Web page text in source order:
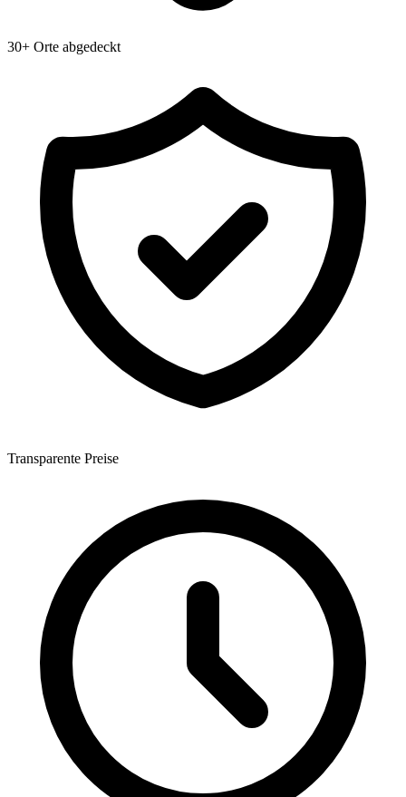
30+ Orte abgedeckt
Transparente Preise